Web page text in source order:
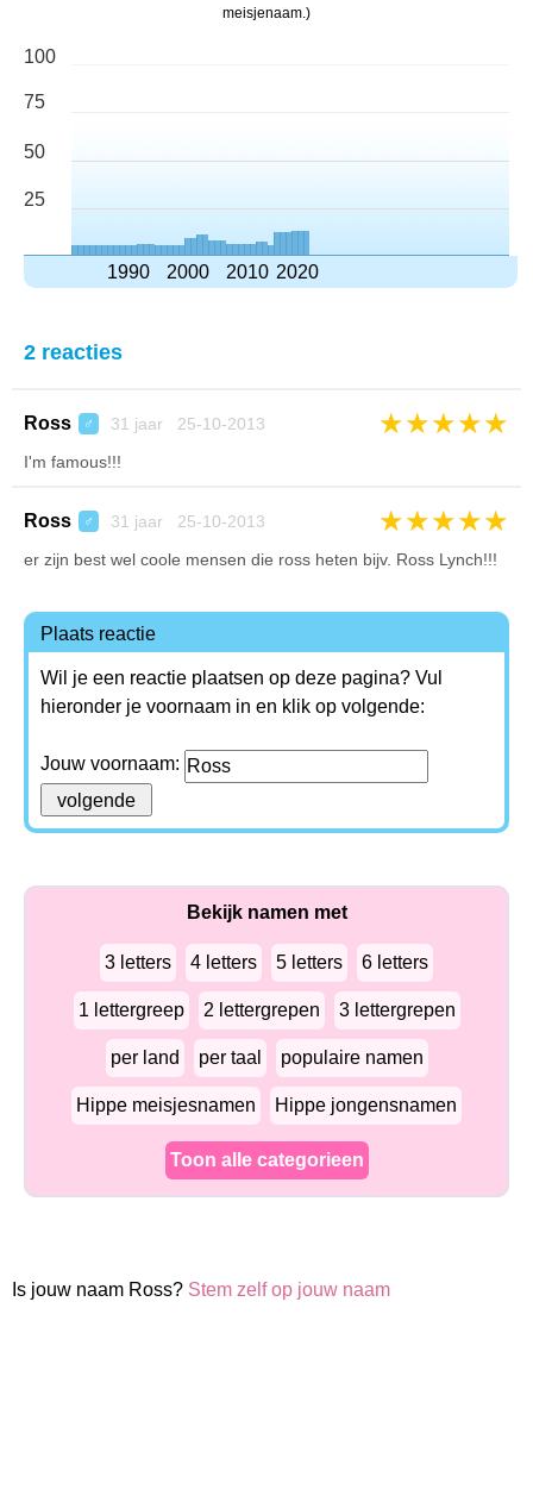
meisjenaam.)
100
75
50
25
1990 2000 2010 2020
2 reacties
Ross ♂ 31 jaar 25-10-2013 ★★★★★
I'm famous!!!
Ross ♂ 31 jaar 25-10-2013 ★★★★★
er zijn best wel coole mensen die ross heten bijv. Ross Lynch!!!
Plaats reactie
Wil je een reactie plaatsen op deze pagina? Vul
hieronder je voornaam in en klik op volgende:
Jouw voornaam:
Bekijk namen met
3 letters 4 letters 5 letters 6 letters
1 lettergreep 2 lettergrepen 3 lettergrepen
per land per taal populaire namen
Hippe meisjesnamen Hippe jongensnamen
Toon alle categorieen
Is jouw naam Ross? Stem zelf op jouw naam